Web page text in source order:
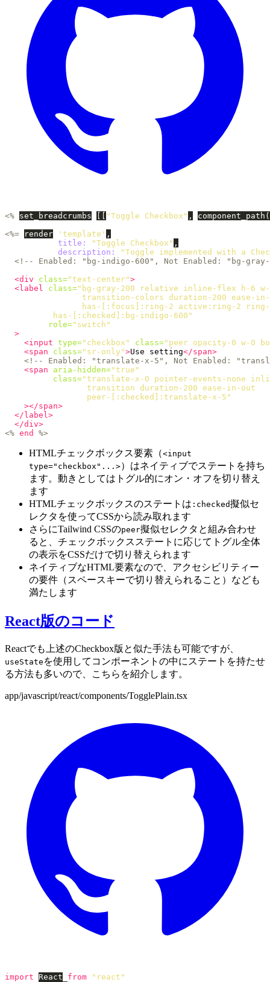
<% set_breadcrumbs "Toggle Checkbox" , component_path (
<%=
render 'template' ,
title:
"Toggle Checkbox" ,
description:
"Toggle implemented with a
<!-- Enabled: "bg-indigo-600", Not Enabled: "bg-
<div
class="text-center">
<label
class="bg-gray-200 relative inline-flex h-6
transition-colors duration-200 ease-
has-[:focus]:ring-2 active:ring-2
          has-[:checked]:bg-indigo-600"
role="switch"
>
<input type="checkbox" class="peer opacity-0 w-0
<span
class="sr-only">Use setting</span>
<!-- Enabled: "translate-x-5", Not Enabled:
<span
aria-hidden="true"
class="translate-x-0 pointer-events-none
                 transition duration-200 ease-in-out
                 peer-[:checked]:translate-x-5"
></span>
</label>
</div>
<% end %>
HTMLチェックボックス要素（<input
type="checkbox"...>）はネイティブでステートを持ち
ます。動きとしてはトグル的にオン・オフを切り替え
ます
HTMLチェックボックスのステートは :checked擬似セ
レクタを使ってCSSから読み取れます
さらにTailwind CSSのpeer擬似セレクタと組み合わせ
ると、チェックボックスステートに応じてトグル全体
の表示をCSSだけで切り替えられます
ネイティブなHTML要素なので、アクセシビリティー
の要件（スペースキーで切り替えられること）なども
満たします
React版のコード
Reactでも上述のCheckbox版と似た手法も可能ですが、
useState を使用してコンポーネントの中にステートを持たせ
る方法も多いので、こちらを紹介します。
app/javascript/react/components/TogglePlain.tsx
import React from " react "